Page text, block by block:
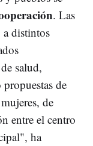
. Las
distintos
salud,
de
de
entre el centro
ha